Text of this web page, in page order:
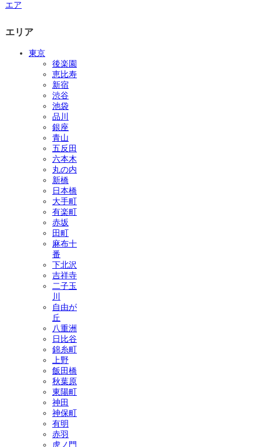
エア
エリア
東京
後楽園
恵比寿
新宿
渋谷
池袋
品川
銀座
青山
五反田
六本木
丸の内
新橋
日本橋
大手町
有楽町
赤坂
田町
麻布十
番
下北沢
吉祥寺
二子玉
川
自由が
丘
八重洲
日比谷
錦糸町
上野
飯田橋
秋葉原
東陽町
神田
神保町
有明
赤羽
虎ノ門